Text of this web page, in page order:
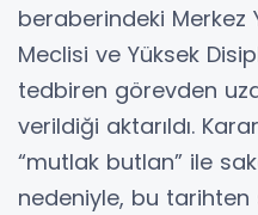
beraberindeki Merkez
Meclisi ve Yüksek
tedbiren görevden
verildiği aktarıldı.
“mutlak butlan” ile
nedeniyle, bu